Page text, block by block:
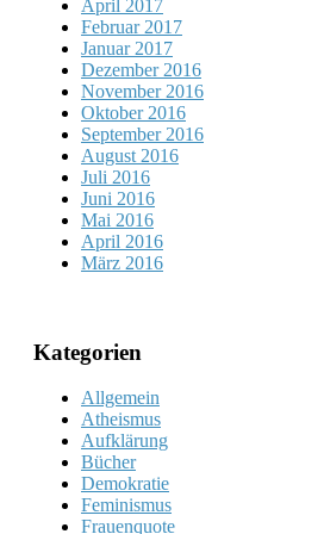
April 2017
Februar 2017
Januar 2017
Dezember 2016
November 2016
Oktober 2016
September 2016
August 2016
Juli 2016
Juni 2016
Mai 2016
April 2016
März 2016
Kategorien
Allgemein
Atheismus
Aufklärung
Bücher
Demokratie
Feminismus
Frauenquote